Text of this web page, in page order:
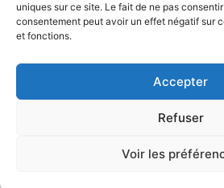
uniques sur ce site. Le fait de ne pas
consentement peut avoir un effet négatif sur
et fonctions.
Accepter
Refuser
Voir les
2025
Jouer avec le feu